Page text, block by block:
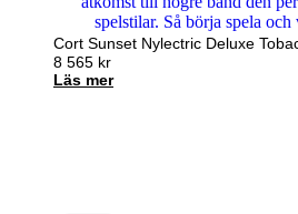
Cort Sunset Nylectric Deluxe
8 565 kr
Läs mer